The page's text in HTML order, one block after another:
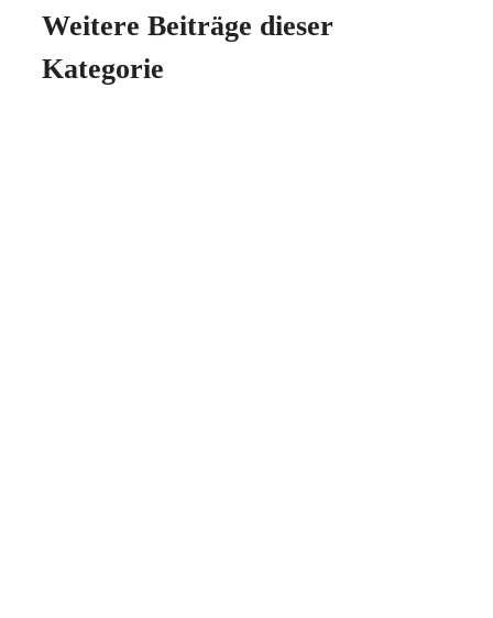
Weitere Beiträge dieser
Kategorie